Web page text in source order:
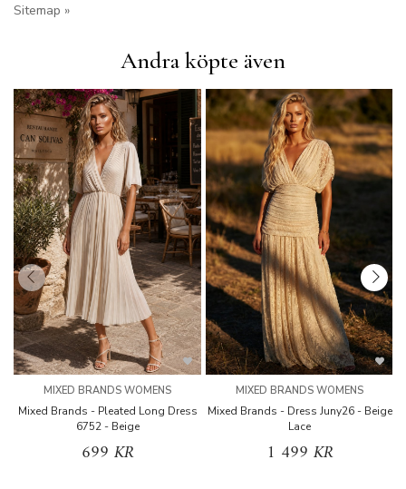
Sitemap »
Andra köpte även
MIXED BRANDS WOMENS
Mixed Brands - Pleated Long Dress
6752 - Beige
699 KR
MIXED BRANDS WOMENS
Mixed Brands - Dress Juny26 - Beige
Lace
1 499 KR